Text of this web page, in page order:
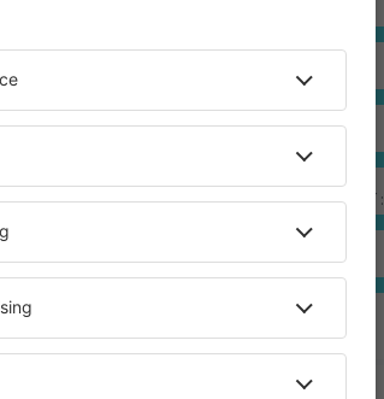
Čekárna :
Hotelové zázemí :
Služby: